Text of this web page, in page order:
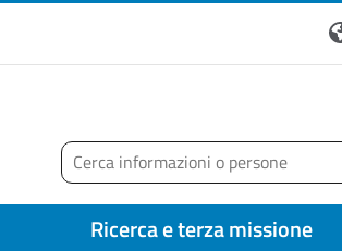
Cerca
Ricerca e terza missione